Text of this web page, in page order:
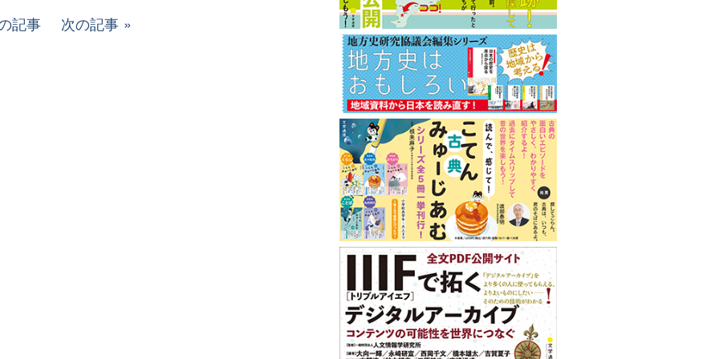
記事 次の記事